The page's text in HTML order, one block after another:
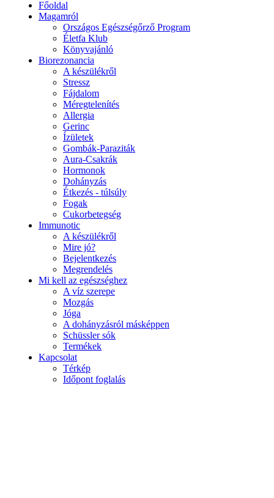
Főoldal
Magamról
Országos Egészségőrző Program
Életfa Klub
Könyvajánló
Biorezonancia
A készülékről
Stressz
Fájdalom
Méregtelenítés
Allergia
Gerinc
Ízületek
Gombák-Paraziták
Aura-Csakrák
Hormonok
Dohányzás
Étkezés - túlsúly
Fogak
Cukorbetegség
Immunotic
A készülékről
Mire jó?
Bejelentkezés
Megrendelés
Mi kell az egészséghez
A víz szerepe
Mozgás
Jóga
A dohányzásról másképpen
Schüssler sók
Termékek
Kapcsolat
Térkép
Időpont foglalás